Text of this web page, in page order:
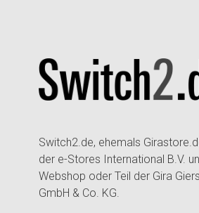
Switch2.de, ehemals
der e-Stores International B.V.
Webshop oder Teil der Gira
GmbH & Co. KG.